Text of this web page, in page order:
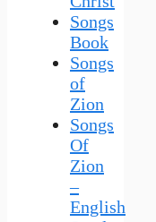
Songs
Book
Songs
of
Zion
Songs
Of
Zion
–
English